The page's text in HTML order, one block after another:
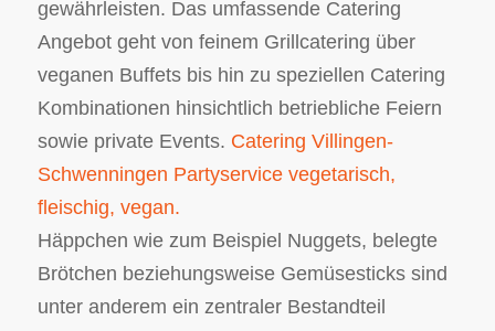
gewährleisten. Das umfassende Catering
Angebot geht von feinem Grillcatering über
veganen Buffets bis hin zu speziellen Catering
Kombinationen hinsichtlich betriebliche Feiern
sowie private Events. Catering Villingen-
Schwenningen Partyservice vegetarisch,
fleischig, vegan.
Häppchen wie zum Beispiel Nuggets, belegte
Brötchen beziehungsweise Gemüsesticks sind
unter anderem ein zentraler Bestandteil